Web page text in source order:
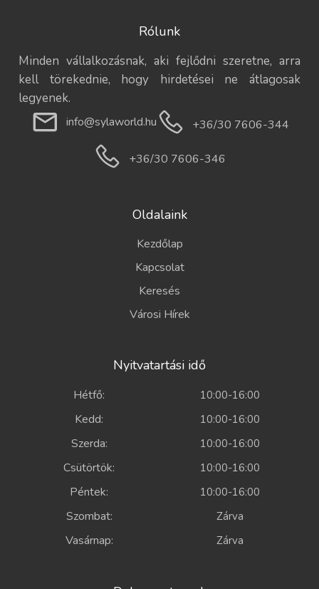
Rólunk
Minden vállalkozásnak, aki fejlődni szeretne, arra
kell törekednie, hogy hirdetései ne átlagosak
legyenek.
info@sylaworld.hu +36/30 7606-344
+36/30 7606-346
Oldalaink
Kezdőlap
Kapcsolat
Keresés
Városi Hírek
Nyitvatartási idő
Hétfő: 10:00-16:00
Kedd: 10:00-16:00
Szerda: 10:00-16:00
Csütörtök: 10:00-16:00
Péntek: 10:00-16:00
Szombat: Zárva
Vasárnap: Zárva